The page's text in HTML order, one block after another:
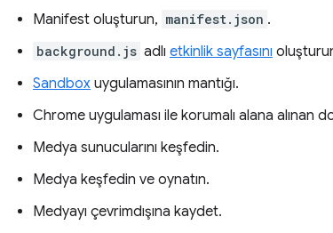
Manifest oluşturun, manifest.json .
background.js adlı etkinlik sayfasını
Sandbox uygulamasının mantığı.
Chrome uygulaması ile korumalı alana alınan
Medya sunucularını keşfedin.
Medya keşfedin ve oynatın.
Medyayı çevrimdışına kaydet.